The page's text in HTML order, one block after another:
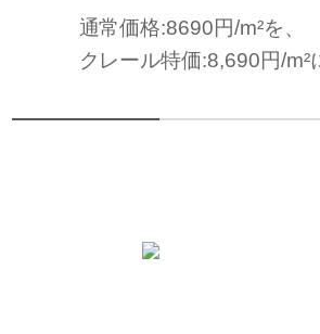
通常価格:8690円/m²を、
クレール特価:8,690円/m²